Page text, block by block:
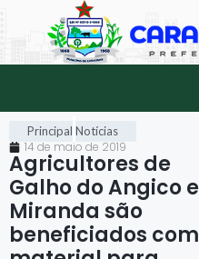
Principal Notícias
14 de maio de 2019
Agricultores de
Galho do Angico e
Miranda são
beneficiados com